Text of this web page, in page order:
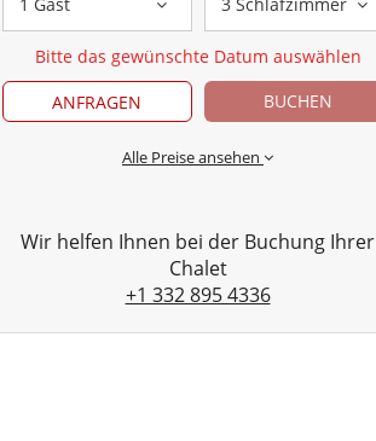
Bitte das gewünschte Datum auswählen
ANFRAGEN
BUCHEN
Alle Preise ansehen
Wir helfen Ihnen bei der Buchung Ihrer
Chalet
+1 332 895 4336